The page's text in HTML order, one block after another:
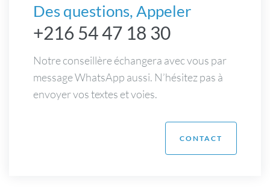
Des questions, Appeler
+216 54 47 18 30
Notre conseillère échangera avec vous par
message WhatsApp aussi. N’hésitez pas à
envoyer vos textes et voies.
CONTACT